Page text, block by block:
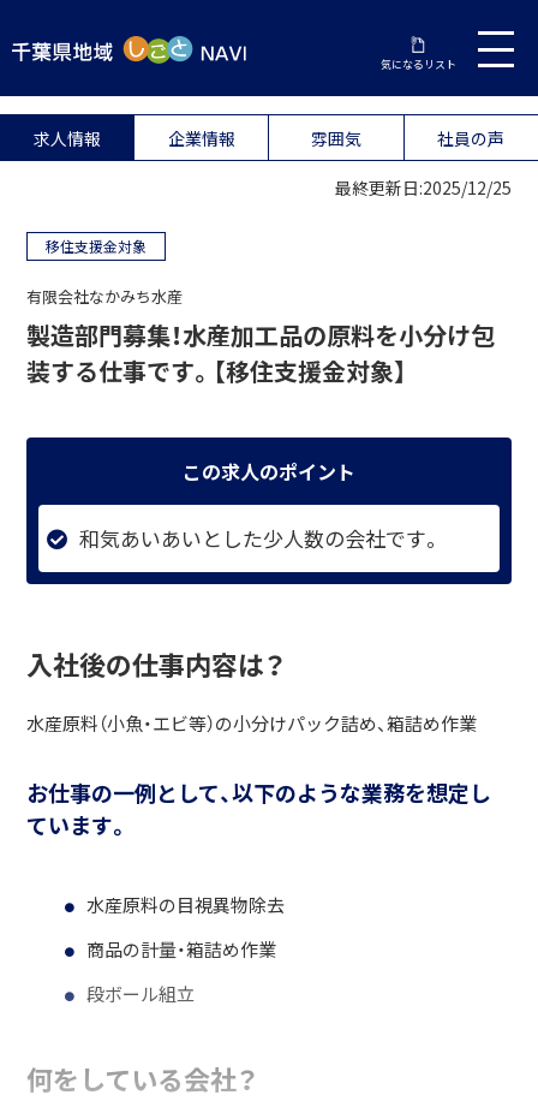
気になるリスト
求人情報 企業情報 雰囲気 社員の声
最終更新日:2025/12/25
移住支援金対象
有限会社なかみち水産
製造部門募集！水産加工品の原料を小分け包
装する仕事です。【移住支援金対象】
この求人のポイント
和気あいあいとした少人数の会社です。
入社後の仕事内容は？
水産原料（小魚・エビ等）の小分けパック詰め、箱詰め作業
お仕事の一例として、以下のような業務を想定し
ています。
水産原料の目視異物除去
商品の計量・箱詰め作業
段ボール組立
何をしている会社？